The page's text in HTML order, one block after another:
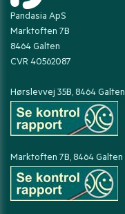
Pandasia ApS
Marktoften 7B
8464 Galten
CVR 40562087
Hørslevvej 35B, 8464 Galten
Marktoften 7B, 8464 Galten